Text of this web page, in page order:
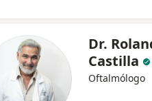
Dr.
Castilla
Oftalmólogo